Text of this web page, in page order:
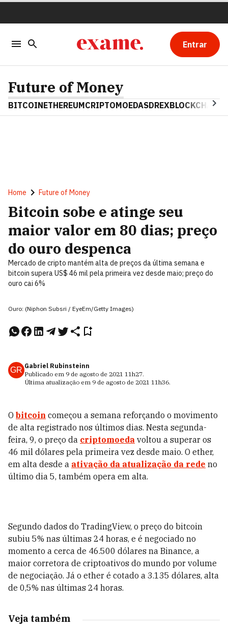
Entrar
Future of Money
BITCOINETHEREUMCRIPTOMOEDASDREXBLOCKCHAIN
Home Future of Money
Bitcoin sobe e atinge seu
maior valor em 80 dias; preço
do ouro despenca
Mercado de cripto mantém alta de preços da última semana e
bitcoin supera US$ 46 mil pela primeira vez desde maio; preço do
ouro cai 6%
Ouro: (Niphon Subsri / EyeEm/Getty Images)
GR Gabriel Rubinsteinn
Publicado em 9 de agosto de 2021 11h27.
Última atualização em 9 de agosto de 2021 11h36.
O bitcoin começou a semana reforçando o movimento
de alta registrado nos últimos dias. Nesta segunda-
feira, 9, o preço da criptomoeda voltou a superar os
46 mil dólares pela primeira vez desde maio. O ether,
em alta desde a ativação da atualização da rede no
último dia 5, também opera em alta.
Segundo dados do TradingView, o preço do bitcoin
subiu 5% nas últimas 24 horas, e é negociado no
momento a cerca de 46.500 dólares na Binance, a
maior corretora de criptoativos do mundo por volume
de negociação. Já o ether é cotado a 3.135 dólares, alta
de 0,5% nas últimas 24 horas.
Veja também